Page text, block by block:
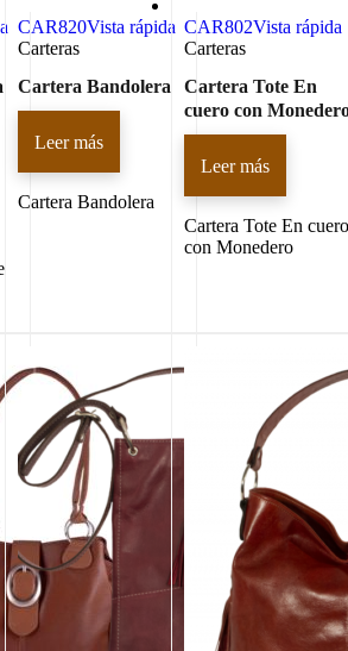
CAR820Vista rápida
Carteras
Cartera Bandolera
Leer más
Cartera Bandolera
CAR802Vista rápida
Carteras
Cartera Tote En
cuero con
Leer más
Cartera Tote En
con Monedero